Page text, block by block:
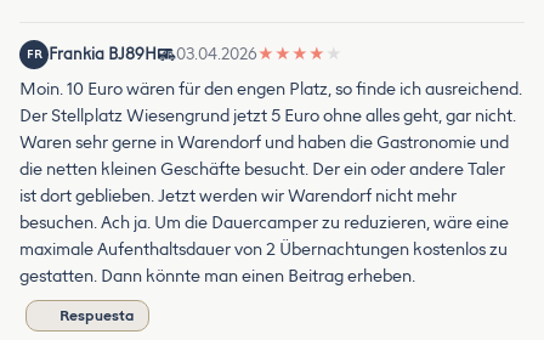
FR Frankia BJ89H 03.04.2026★ ★ ★ ★ ★
Moin. 10 Euro wären für den engen Platz, so finde ich ausreichend.
Der Stellplatz Wiesengrund jetzt 5 Euro ohne alles geht, gar nicht.
Waren sehr gerne in Warendorf und haben die Gastronomie und
die netten kleinen Geschäfte besucht. Der ein oder andere Taler
ist dort geblieben. Jetzt werden wir Warendorf nicht mehr
besuchen. Ach ja. Um die Dauercamper zu reduzieren, wäre eine
maximale Aufenthaltsdauer von 2 Übernachtungen kostenlos zu
gestatten. Dann könnte man einen Beitrag erheben.
Respuesta